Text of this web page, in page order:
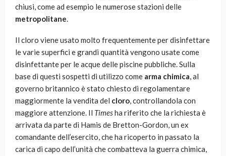
chiusi, come ad esempio le numerose stazioni delle
metropolitane.
Il cloro viene usato molto frequentemente per disinfettare
le varie superfici e grandi quantità vengono usate come
disinfettante per le acque delle piscine pubbliche. Sulla
base di questi sospetti di utilizzo come arma chimica, al
governo britannico è stato chiesto di regolamentare
maggiormente la vendita del cloro, controllandola con
maggiore attenzione. Il Timesha riferito che la richiesta è
arrivata da parte di Hamis de Bretton-Gordon, un ex
comandante dell’esercito, che ha ricoperto in passato la
carica di capo dell’unità che combatteva la guerra chimica,